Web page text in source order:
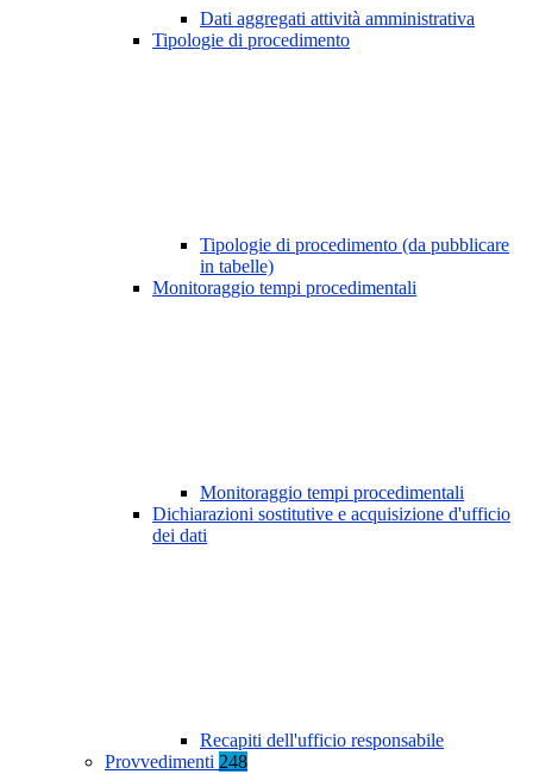
Dati aggregati attività amministrativa
Tipologie di procedimento
Tipologie di procedimento (da pubblicare
in tabelle)
Monitoraggio tempi procedimentali
Monitoraggio tempi procedimentali
Dichiarazioni sostitutive e acquisizione d'ufficio
dei dati
Recapiti dell'ufficio responsabile
Provvedimenti 248